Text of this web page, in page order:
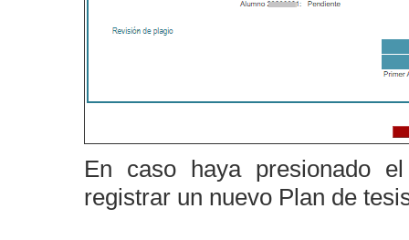
En caso haya presionado
registrar un nuevo Plan de